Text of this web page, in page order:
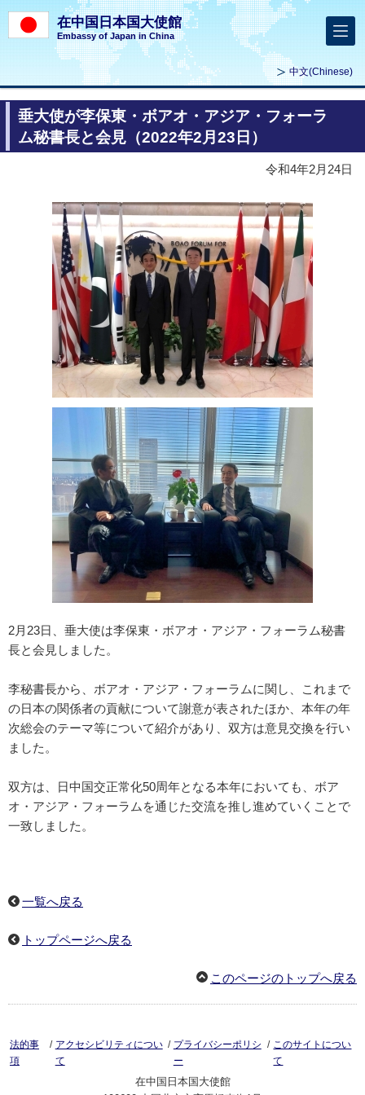
在中国日本国大使館
Embassy of Japan in China
中文(Chinese)
垂大使が李保東・ボアオ・アジア・フォーラ
ム秘書長と会見（2022年2月23日）
令和4年2月24日
2月23日、垂大使は李保東・ボアオ・アジア・フォーラム秘書
長と会見しました。
李秘書長から、ボアオ・アジア・フォーラムに関し、これまで
の日本の関係者の貢献について謝意が表されたほか、本年の年
次総会のテーマ等について紹介があり、双方は意見交換を行い
ました。
双方は、日中国交正常化50周年となる本年においても、ボア
オ・アジア・フォーラムを通じた交流を推し進めていくことで
一致しました。
一覧へ戻る
トップページへ戻る
このページのトップへ戻る
法的事
項
/ アクセシビリティについ
て
/ プライバシーポリシ
ー
/ このサイトについ
て
在中国日本国大使館